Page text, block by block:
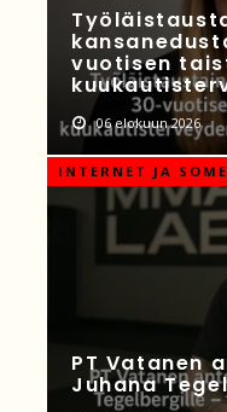
vuotisen
06 elokuun 2026
INTERNET JA SOME
PT Vatanen
Juhana